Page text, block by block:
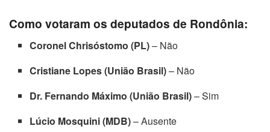
Como votaram os deputados de Rondônia:
Coronel Chrisóstomo (PL)– Não
Cristiane Lopes (União Brasil)– Não
Dr. Fernando Máximo (União Brasil)– Sim
Lúcio Mosquini (MDB)– Ausente